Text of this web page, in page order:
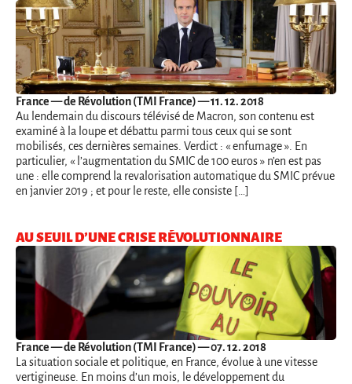
France— de Révolution (TMI France) — 11. 12. 2018
Au lendemain du discours télévisé de Macron, son contenu est
examiné à la loupe et débattu parmi tous ceux qui se sont
mobilisés, ces dernières semaines. Verdict : « enfumage ». En
particulier, « l’augmentation du SMIC de 100 euros » n’en est pas
une : elle comprend la revalorisation automatique du SMIC prévue
en janvier 2019 ; et pour le reste, elle consiste […]
AU SEUIL D’UNE CRISE RÉVOLUTIONNAIRE
France— de Révolution (TMI France) — 07. 12. 2018
La situation sociale et politique, en France, évolue à une vitesse
vertigineuse. En moins d’un mois, le développement du